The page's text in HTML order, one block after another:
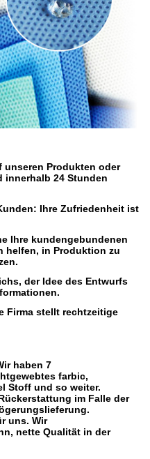
unseren Produkten oder
innerhalb 24 Stunden
Ihre Zufriedenheit ist
Ihre kundengebundenen
helfen, in Produktion zu
der Idee des Entwurfs
Firma stellt rechtzeitige
haben 7
farbic,
Stoff und so weiter.
im Falle der
uns. Wir
nette Qualität in der